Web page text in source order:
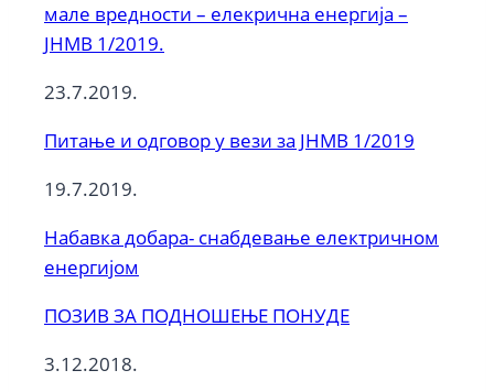
мале вредности – елекрична енергија –
ЈНМВ 1/2019.
23.7.2019.
Питање и одговор у вези за ЈНМВ 1/2019
19.7.2019.
Набавка добара- снабдевање електричном
енергијом
ПОЗИВ ЗА ПОДНОШЕЊЕ ПОНУДЕ
3.12.2018.